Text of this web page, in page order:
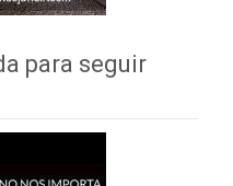
para seguir